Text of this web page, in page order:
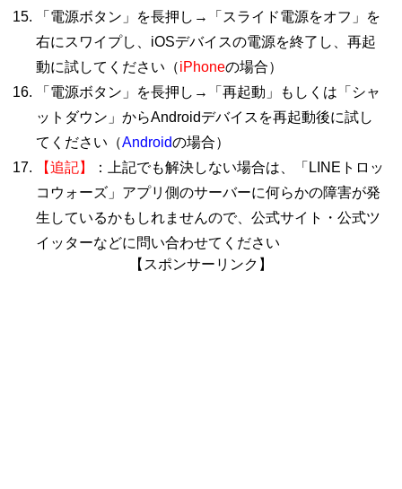
「電源ボタン」を長押し→「スライド電源をオフ」を
右にスワイプし、iOSデバイスの電源を終了し、再起
動に試してください（iPhoneの場合）
「電源ボタン」を長押し→「再起動」もしくは「シャ
ットダウン」からAndroidデバイスを再起動後に試し
てください（Androidの場合）
【追記】
：上記でも解決しない場合は、「LINEトロッ
コウォーズ」アプリ側のサーバーに何らかの障害が発
生しているかもしれませんので、公式サイト・公式ツ
イッターなどに問い合わせてください
【スポンサーリンク】